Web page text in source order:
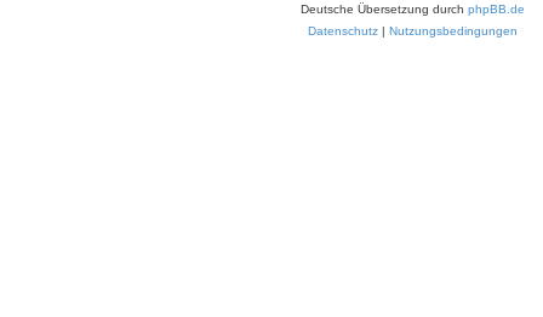
Deutsche Übersetzung durch phpBB.de
Datenschutz | Nutzungsbedingungen